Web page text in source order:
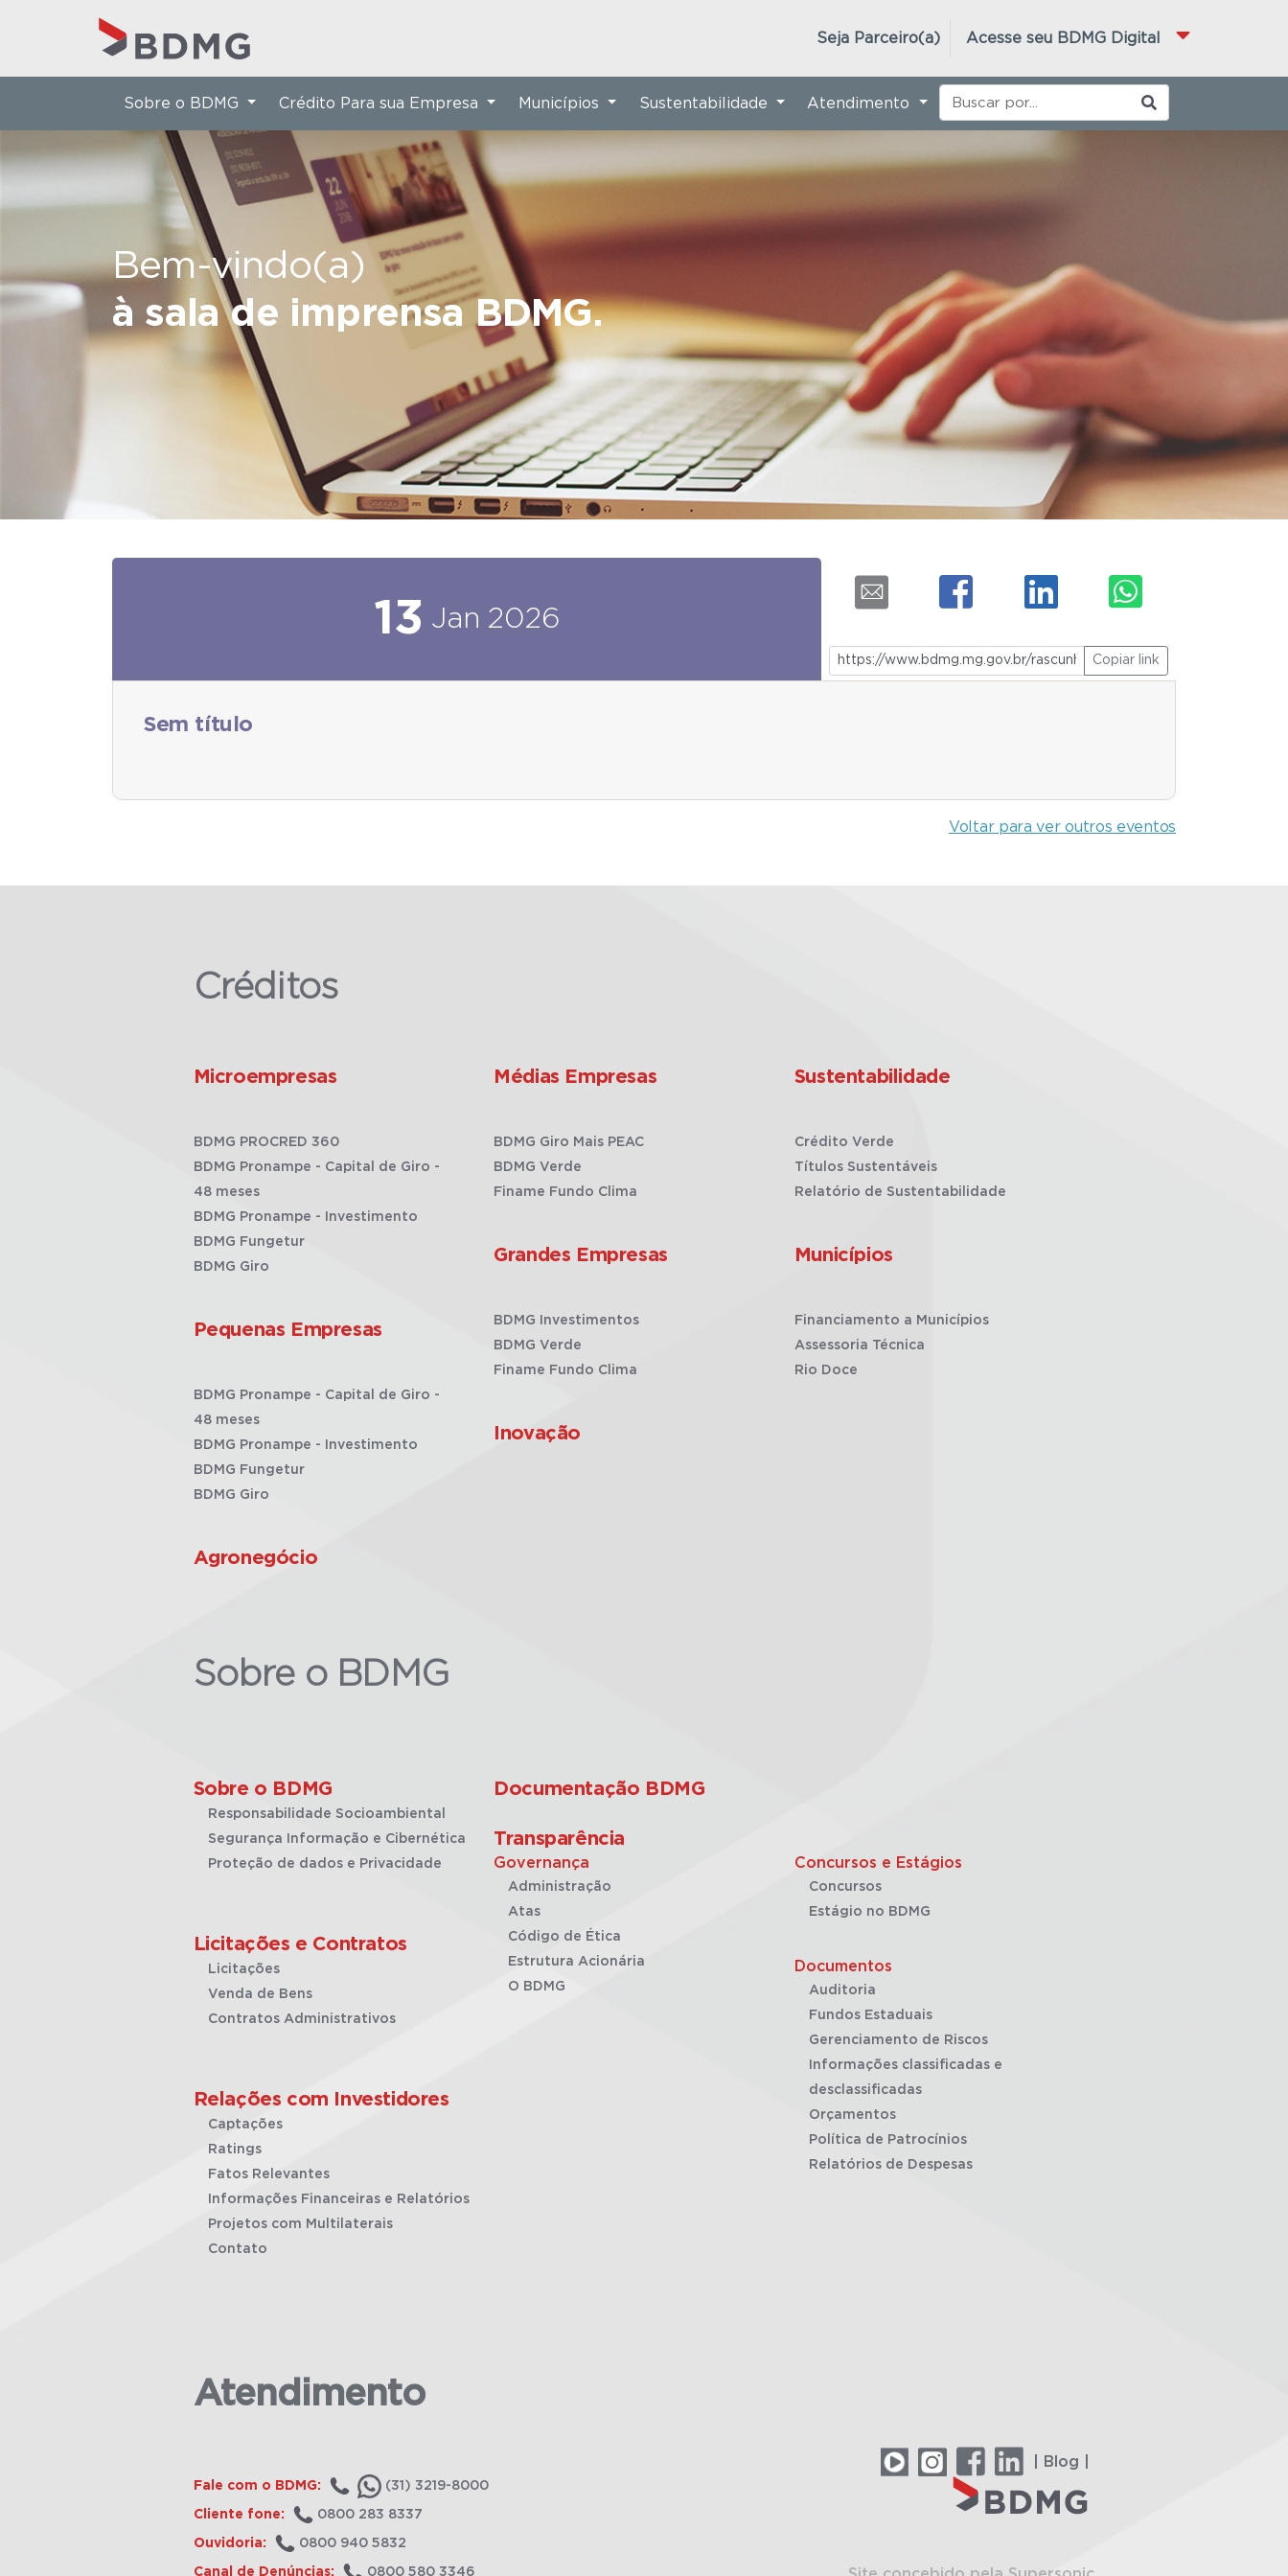
Acesse seu BDMG Digital
Seja Parceiro(a)
Bem-vindo(a)
à sala de imprensa BDMG.
Sobre o BDMG Crédito Para sua Empresa Municípios Sustentabilidade Atendimento
13 Jan 2026
Copiar link
Sem título
Voltar para ver outros eventos
Créditos
Microempresas
BDMG PROCRED 360
BDMG Pronampe - Capital de Giro -
48 meses
BDMG Pronampe - Investimento
BDMG Fungetur
BDMG Giro
Pequenas Empresas
BDMG Pronampe - Capital de Giro -
48 meses
BDMG Pronampe - Investimento
BDMG Fungetur
BDMG Giro
Agronegócio
Médias Empresas
BDMG Giro Mais PEAC
BDMG Verde
Finame Fundo Clima
Grandes Empresas
BDMG Investimentos
BDMG Verde
Finame Fundo Clima
Inovação
Sustentabilidade
Crédito Verde
Títulos Sustentáveis
Relatório de Sustentabilidade
Municípios
Financiamento a Municípios
Assessoria Técnica
Rio Doce
Sobre o BDMG
Sobre o BDMG
Responsabilidade Socioambiental
Segurança Informação e Cibernética
Proteção de dados e Privacidade
Licitações e Contratos
Licitações
Venda de Bens
Contratos Administrativos
Relações com Investidores
Captações
Ratings
Fatos Relevantes
Informações Financeiras e Relatórios
Projetos com Multilaterais
Contato
Documentação BDMG
Transparência
Governança
Administração
Atas
Código de Ética
Estrutura Acionária
O BDMG
Concursos e Estágios
Concursos
Estágio no BDMG
Documentos
Auditoria
Fundos Estaduais
Gerenciamento de Riscos
Informações classificadas e
desclassificadas
Orçamentos
Política de Patrocínios
Relatórios de Despesas
Atendimento
Fale com o BDMG: (31) 3219-8000
Cliente fone: 0800 283 8337
Ouvidoria: 0800 940 5832
Canal de Denúncias: 0800 580 3346
| Blog |